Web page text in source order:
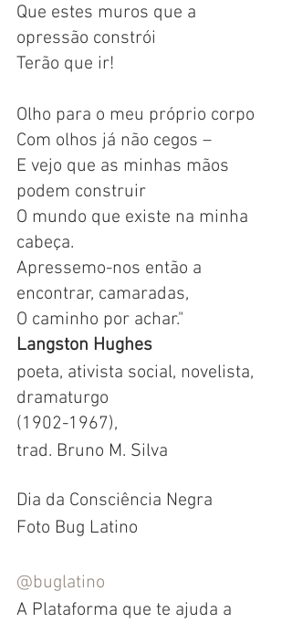
Que estes muros que a
opressão constrói
Terão que ir!
Olho para o meu próprio corpo
Com olhos já não cegos –
E vejo que as minhas mãos
podem construir
O mundo que existe na minha
cabeça.
Apressemo-nos então a
encontrar, camaradas,
O caminho por achar."
Langston Hughes
poeta, ativista social, novelista,
dramaturgo
(1902-1967),
trad. Bruno M. Silva
Dia da Consciência Negra
Foto Bug Latino
@buglatino
A Plataforma que te ajuda a